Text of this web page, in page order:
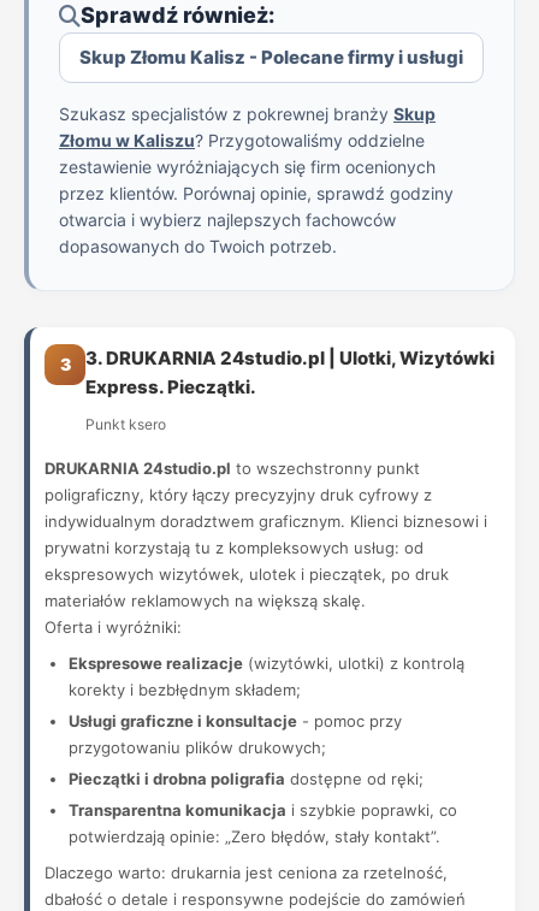
Sprawdź również:
Skup Złomu Kalisz - Polecane firmy i usługi
Szukasz specjalistów z pokrewnej branży Skup
Złomu w Kaliszu? Przygotowaliśmy oddzielne
zestawienie wyróżniających się firm ocenionych
przez klientów. Porównaj opinie, sprawdź godziny
otwarcia i wybierz najlepszych fachowców
dopasowanych do Twoich potrzeb.
3
3. DRUKARNIA 24studio.pl | Ulotki, Wizytówki
Express. Pieczątki.
Punkt ksero
DRUKARNIA 24studio.pl to wszechstronny punkt
poligraficzny, który łączy precyzyjny druk cyfrowy z
indywidualnym doradztwem graficznym. Klienci biznesowi i
prywatni korzystają tu z kompleksowych usług: od
ekspresowych wizytówek, ulotek i pieczątek, po druk
materiałów reklamowych na większą skalę.
Oferta i wyróżniki:
Ekspresowe realizacje (wizytówki, ulotki) z kontrolą
korekty i bezbłędnym składem;
Usługi graficzne i konsultacje - pomoc przy
przygotowaniu plików drukowych;
Pieczątki i drobna poligrafia dostępne od ręki;
Transparentna komunikacja i szybkie poprawki, co
potwierdzają opinie: „Zero błędów, stały kontakt”.
Dlaczego warto: drukarnia jest ceniona za rzetelność,
dbałość o detale i responsywne podejście do zamówień